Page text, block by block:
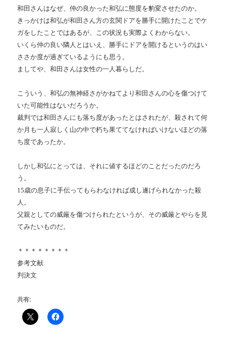
和田さんはなぜ、仲の良かった和弘に態度を豹変させたのか。
きっかけは和弘が和田さん方の玄関ドアを勝手に開けたことでケ
ガをしたことではあるが、この状況も実際よくわからない。
いくら仲の良い隣人とはいえ、勝手にドアを開けるというのはい
ささか度が過ぎているようにも思う。
ましてや、和田さんは女性の一人暮らしだ。
こういう、和弘の無神経さがかねてより和田さんの心を傷つけて
いた可能性はないだろうか。
裁判では和田さんにも落ち度があったとはされたが、殺されて何
か月も一人寂しく山の中で朽ち果ててなければいけないほどの落
ち度であったか。
しかし和弘にとっては、それに値するほどのことだったのだろ
う。
15歳の息子に手伝ってもらわなければ成し遂げられなかった殺
人。
父親としての威厳を傷つけられたというが、その威厳とやらを見
てみたいものだ。
＊＊＊＊＊＊＊＊
参考文献
判決文
共有: